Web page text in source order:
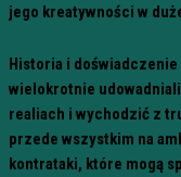
jego kreatywności w
Historia i
wielokrotnie
realiach i wychodzić z
przede wszystkim na
kontrataki, które mogą